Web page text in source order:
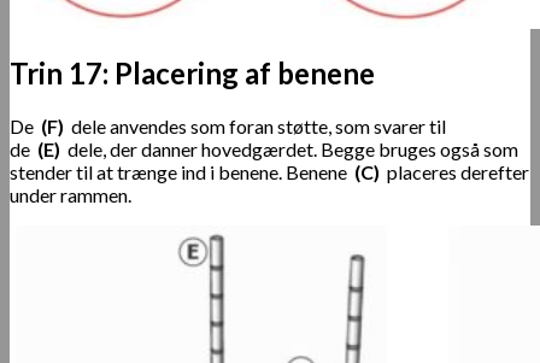
Trin 17: Placering af benene
De (F) dele anvendes som foran støtte, som svarer til
de (E) dele, der danner hovedgærdet. Begge bruges også som
stender til at trænge ind i benene. Benene (C) placeres derefter
under rammen.